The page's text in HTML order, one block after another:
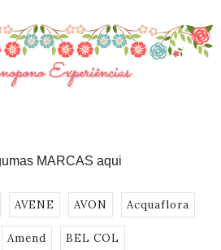
MARCAS aqui
AVENE AVON Acquaflora
Amend BEL COL